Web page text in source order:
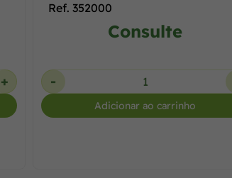
+
Ref. 352000
Consulte
-
Adicionar ao carrinho